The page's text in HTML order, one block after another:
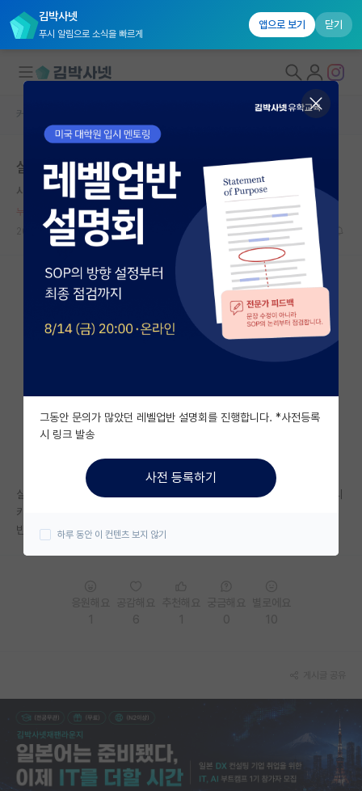
김박사넷
푸시 알림으로 소식을 빠르게
앱으로 보기 닫기
대학원생 모집
국내대학원 정보
연구실&오픈랩
커뮤니티
커뮤니티 홈
전체글보기
베스트 게시판
자유 게시판(아무개랩)
미국 유학 게시판
미국 대학원 합격 후기 게시판
대학원생 모집 게시판
연구실(PI) 홍보 게시판
임용 후기 게시판
PI 전용 게시판
인문사회 계열 게시판
커뮤니티 홈
실험실에 충성심을 왜 요구하는거지?
사려깊은 빌헬름 뢴트겐
누적 신고가 50개 이상인 사용자입니다.
2023.11.06
18 3065
실험실에 충성심 없다 하는 사람들은 일찍졸텁시키고 일많이하면 졸업 안시
키면서도
반대로 충성심 요구는 엄청함
그동안 문의가 많았던 레벨업반 설명회를 진행합니다. *사전등록
시 링크 발송
사전 등록하기
하루 동안 이 컨텐츠 보지 않기